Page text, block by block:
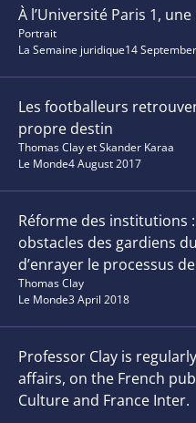
À l’Université Paris 1,
Portrait
La Semaine juridique14
Les footballeurs
propre destin
Thomas Clay et Skander Karaa
Le Monde4 August 2017
Réforme des institutions
obstacles des gardiens
d’enrayer le processus
Thomas Clay
Le Monde3 April 2018
Professor Clay is
affairs, on the French
Culture and France Inter.